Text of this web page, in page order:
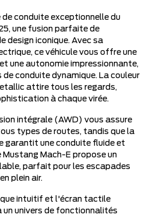
de conduite exceptionnelle du
une fusion parfaite de
design iconique. Avec sa
ce véhicule vous offre une
une autonomie impressionnante,
conduite dynamique. La couleur
attire tous les regards,
à chaque virée.
intégrale (AWD) vous assure
types de routes, tandis que la
garantit une conduite fluide et
Mach-E propose un
parfait pour les escapades
plein air.
intuitif et l'écran tactile
univers de fonctionnalités